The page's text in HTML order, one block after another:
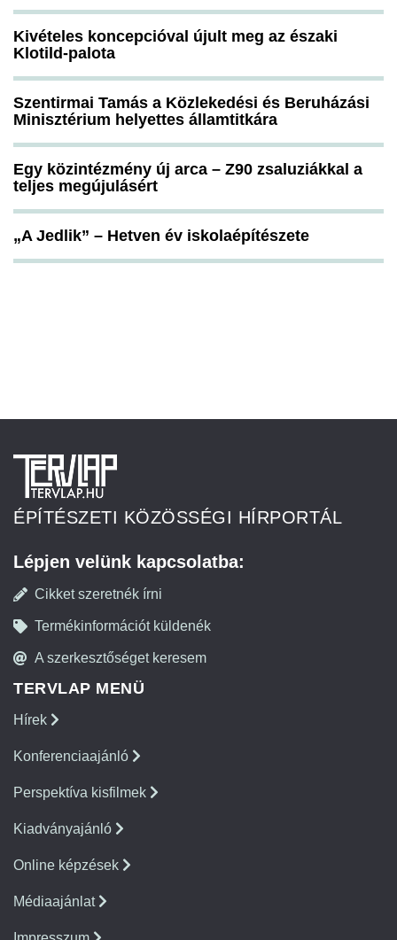
Kivételes koncepcióval újult meg az északi
Klotild-palota
Szentirmai Tamás a Közlekedési és Beruházási
Minisztérium helyettes államtitkára
Egy közintézmény új arca – Z90 zsaluziákkal a
teljes megújulásért
„A Jedlik” – Hetven év iskolaépítészete
ÉPÍTÉSZETI KÖZÖSSÉGI HÍRPORTÁL
Lépjen velünk kapcsolatba:
Cikket szeretnék írni
Termékinformációt küldenék
A szerkesztőséget keresem
TERVLAP MENÜ
Hírek
Konferenciaajánló
Perspektíva kisfilmek
Kiadványajánló
Online képzések
Médiaajánlat